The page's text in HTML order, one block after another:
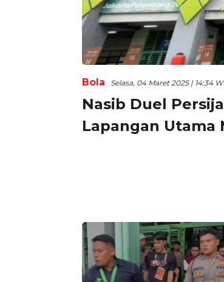
Bola Selasa, 04 Maret 2025 | 14:34
Nasib Duel
Lapangan Utama